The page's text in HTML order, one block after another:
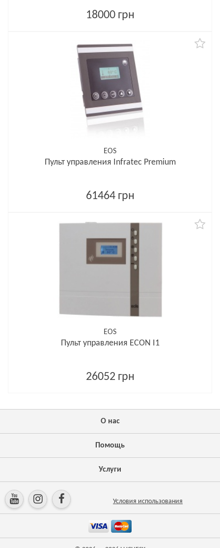
18000 грн
EOS
Пульт управления Infratec Premium
61464 грн
EOS
Пульт управления ECON I1
26052 грн
О нас
Помощь
Услуги
Условия использования